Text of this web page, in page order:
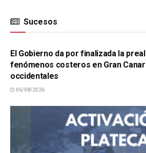
Sucesos
SUCESOS
El Gobierno da por finalizada la
fenómenos costeros en Gran
occidentales
06/08/2026